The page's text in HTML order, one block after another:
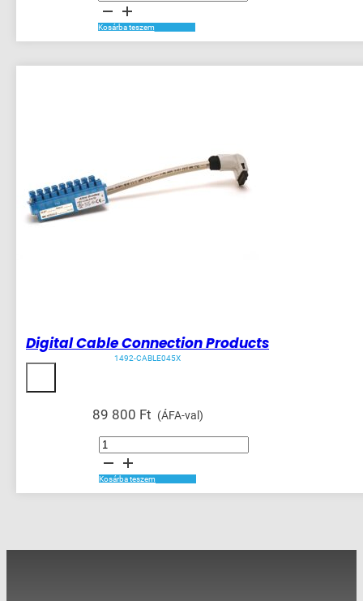
Protector
A
mennyiség
Kosárba teszem
Digital Cable Connection Products
1492-CABLE045X
89 800 Ft (ÁFA-val)
Digital
Cable
Connection
Products
mennyiség
Kosárba teszem